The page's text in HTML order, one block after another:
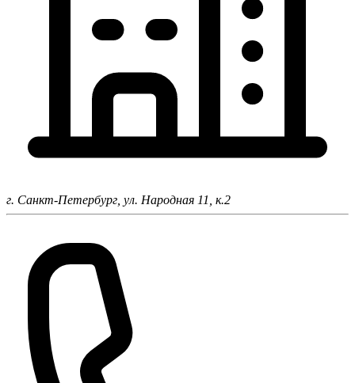
г. Санкт-Петербург, ул. Народная 11, к.2